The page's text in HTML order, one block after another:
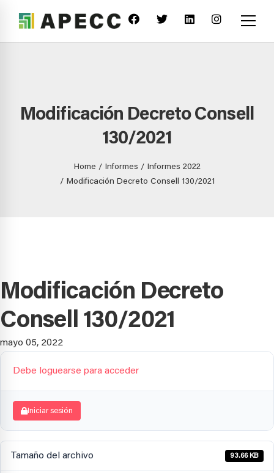
Modificación Decreto Consell
130/2021
Home Informes
Informes 2022
Modificación Decreto Consell 130/2021
Modificación Decreto
Consell 130/2021
mayo 05, 2022
Debe loguearse para acceder
Iniciar sesión
Tamaño del archivo 93.66 KB